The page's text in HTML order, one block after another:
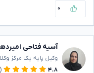
۰
آسیه فتاحی
وکیل پایه یک مرکز
۴.۸
(۲۷۷۰)